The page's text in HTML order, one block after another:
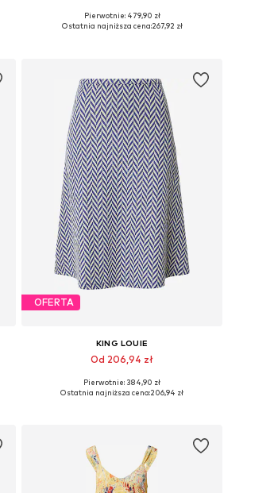
Dostępne rozmiary: 34, 38
Pierwotnie: 479,90 zł
Ostatnia najniższa cena:267,92 zł
OFERTA
KING LOUIE
Od 206,94 zł
Dostępne rozmiary: 34, 36, 38, 40, 44
Pierwotnie: 384,90 zł
Ostatnia najniższa cena:206,94 zł